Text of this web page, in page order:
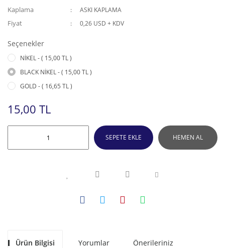
Kaplama ASKI KAPLAMA
Fiyat 0,26 USD + KDV
Seçenekler
NİKEL - ( 15,00 TL )
BLACK NİKEL - ( 15,00 TL )
GOLD - ( 16,65 TL )
15,00 TL
SEPETE EKLE HEMEN AL
Ürün Bilgisi Yorumlar Önerileriniz